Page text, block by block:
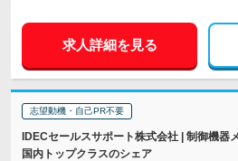
求人詳細を見る
志望動機・自己PR不要
IDECセールスサポート株式会社 | 制御機器
国内トップクラスのシェア